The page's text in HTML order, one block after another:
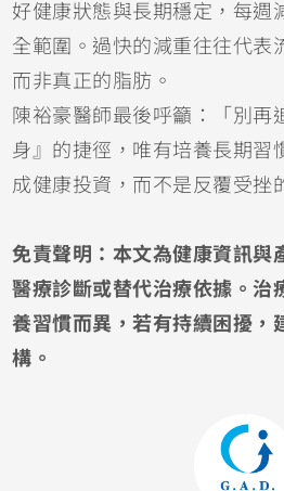
好健康狀態與長期穩定，每週
全範圍。過快的減重往往代表
而非真正的脂肪。
陳裕豪醫師最後呼籲：「別再
身』的捷徑，唯有培養長期習
成健康投資，而不是反覆受挫
免責聲明：本文為健康資訊與
醫療診斷或替代治療依據。治
養習慣而異，若有持續困擾，
構。